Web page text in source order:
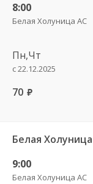
8:00
Белая Холуница АС
Пн,Чт
с 22.12.2025
70 руб.
Белая
9:00
Белая Холуница АС